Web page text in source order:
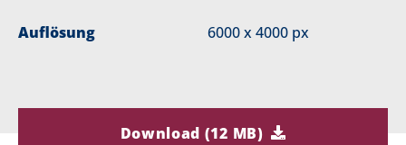
Auflösung 6000 x 4000 px
Download (12 MB)